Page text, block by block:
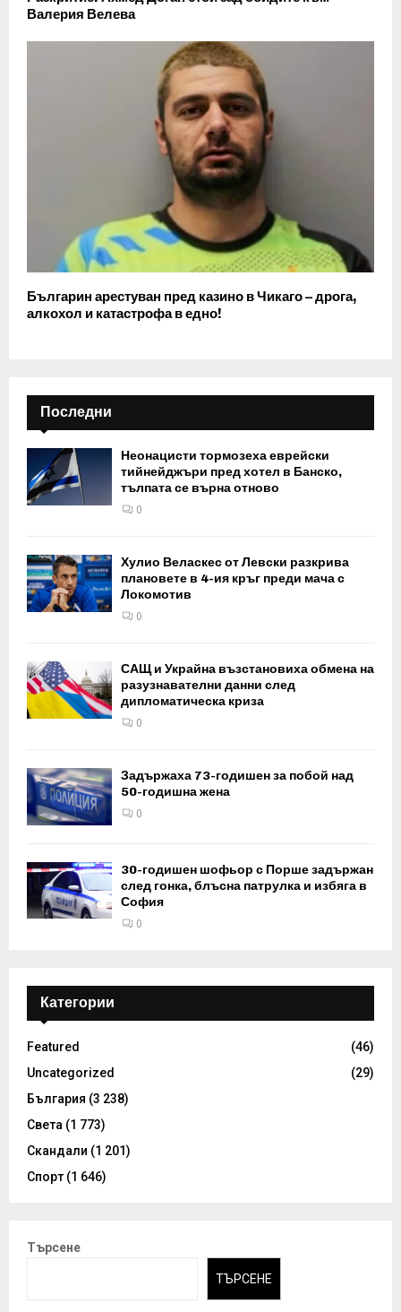
Валерия Велева
Българин арестуван пред казино в Чикаго – дрога,
алкохол и катастрофа в едно!
Последни
Неонацисти тормозеха еврейски
тийнейджъри пред хотел в Банско,
тълпата се върна отново
0
Хулио Веласкес от Левски разкрива
плановете в 4-ия кръг преди мача с
Локомотив
0
САЩ и Украйна възстановиха обмена на
разузнавателни данни след
дипломатическа криза
0
Задържаха 73-годишен за побой над
50-годишна жена
0
30-годишен шофьор с Порше задържан
след гонка, блъсна патрулка и избяга в
София
0
Категории
Featured
(46)
Uncategorized
(29)
България (3 238)
Света (1 773)
Скандали (1 201)
Спорт (1 646)
Търсене
ТЪРСЕНЕ